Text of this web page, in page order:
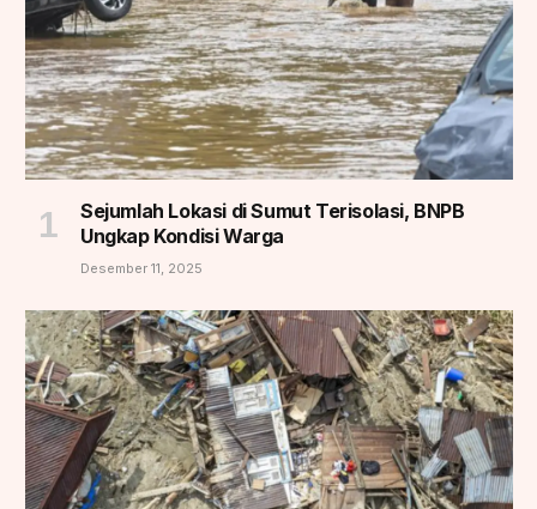
Sejumlah Lokasi di Sumut Terisolasi, BNPB
Ungkap Kondisi Warga
Desember 11, 2025